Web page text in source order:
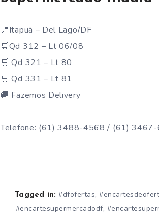
📍Itapuã – Del Lago/DF
🛒Qd 312 – Lt 06/08
🛒 Qd 321 – Lt 80
🛒 Qd 331 – Lt 81
🚚 Fazemos Delivery
Telefone: (61) 3488-4568 / (61)
Tagged in: #dfofertas,
#encartesupermercadodf,